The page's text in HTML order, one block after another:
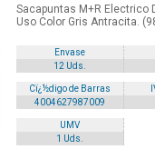
Sacapuntas M+R Electrico
Uso Color Gris Antracita.
Envase
12 Uds.
Cï¿½digo de Barras
4004627987009
UMV
1 Uds.